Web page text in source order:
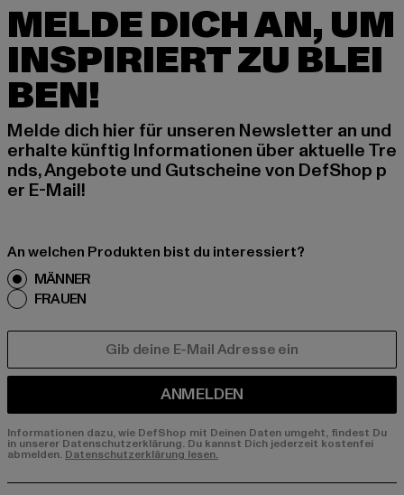
MELDE DICH AN, UM
INSPIRIERT ZU BLEI
BEN!
Melde dich hier für unseren Newsletter an und
erhalte künftig Informationen über aktuelle Tre
nds, Angebote und Gutscheine von DefShop p
er E-Mail!
An welchen Produkten bist du interessiert?
MÄNNER
FRAUEN
ANMELDEN
Informationen dazu, wie DefShop mit Deinen Daten umgeht, findest Du
in unserer Datenschutzerklärung. Du kannst Dich jederzeit kostenfei
abmelden. Datenschutzerklärung lesen.